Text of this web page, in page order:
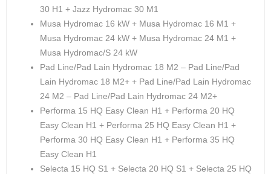
30 H1 + Jazz Hydromac 30 M1
Musa Hydromac 16 kW + Musa Hydromac 16 M1 +
Musa Hydromac 24 kW + Musa Hydromac 24 M1 +
Musa Hydromac/S 24 kW
Pad Line/Pad Lain Hydromac 18 M2 – Pad Line/Pad
Lain Hydromac 18 M2+ + Pad Line/Pad Lain Hydromac
24 M2 – Pad Line/Pad Lain Hydromac 24 M2+
Performa 15 HQ Easy Clean H1 + Performa 20 HQ
Easy Clean H1 + Performa 25 HQ Easy Clean H1 +
Performa 30 HQ Easy Clean H1 + Performa 35 HQ
Easy Clean H1
Selecta 15 HQ S1 + Selecta 20 HQ S1 + Selecta 25 HQ